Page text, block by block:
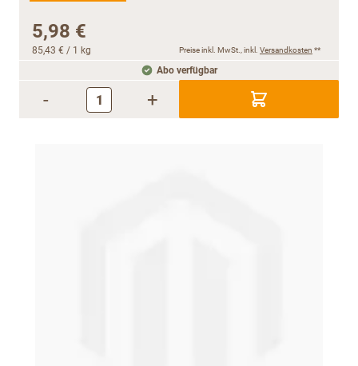
5,98 €
85,43 € / 1 kg Preise inkl. MwSt., inkl. Versandkosten **
Abo verfügbar
- +